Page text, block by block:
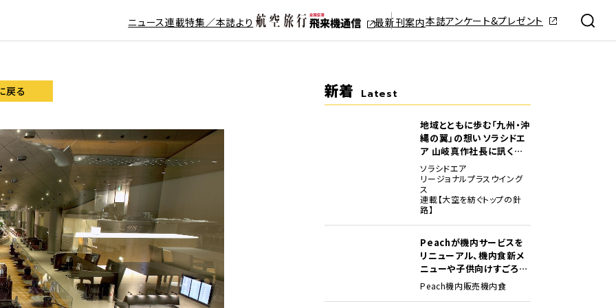
ニュース連載特集／本誌より 最新刊案内本誌アンケート&プレゼント
戻る 新着 Latest
地域とともに歩む「九州・沖
縄の翼」の想い――ソラシドエ
ア 山岐真作社長に訊く就
任1年の手応え
ソラシドエア
リージョナルプラスウイング
ス
連載【大空を紡ぐトップの針
路】
Peachが機内サービスを
リニューアル、機内食新メ
ニューや子供向けすごろく
など
Peach機内販売機内食